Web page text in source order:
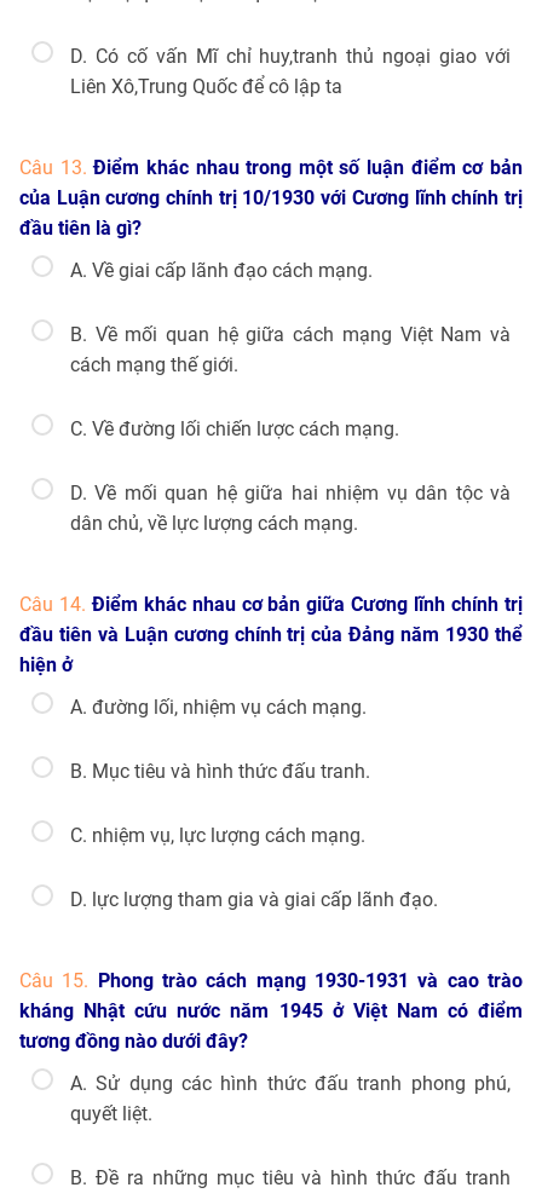
D. Có cố vấn Mĩ chỉ huy,tranh thủ ngoại giao với
Liên Xô,Trung Quốc để cô lập ta
Câu 13.Điểm khác nhau trong một số luận điểm cơ bản
của Luận cương chính trị 10/1930 với Cương lĩnh chính trị
đầu tiên là gì?
A. Về giai cấp lãnh đạo cách mạng.
B. Về mối quan hệ giữa cách mạng Việt Nam và
cách mạng thế giới.
C. Về đường lối chiến lược cách mạng.
D. Về mối quan hệ giữa hai nhiệm vụ dân tộc và
dân chủ, về lực lượng cách mạng.
Câu 14.Điểm khác nhau cơ bản giữa Cương lĩnh chính trị
đầu tiên và Luận cương chính trị của Đảng năm 1930 thể
hiện ở
A. đường lối, nhiệm vụ cách mạng.
B. Mục tiêu và hình thức đấu tranh.
C. nhiệm vụ, lực lượng cách mạng.
D. lực lượng tham gia và giai cấp lãnh đạo.
Câu 15. Phong trào cách mạng 1930-1931 và cao trào
kháng Nhật cứu nước năm 1945 ở Việt Nam có điểm
tương đồng nào dưới đây?
A. Sử dụng các hình thức đấu tranh phong phú,
quyết liệt.
B. Đề ra những mục tiêu và hình thức đấu tranh